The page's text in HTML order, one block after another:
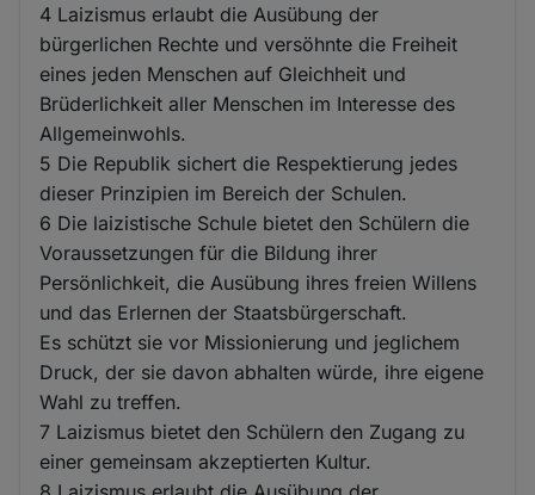
4 Laizismus erlaubt die Ausübung der
bürgerlichen Rechte und versöhnte die Freiheit
eines jeden Menschen auf Gleichheit und
Brüderlichkeit aller Menschen im Interesse des
Allgemeinwohls.
5 Die Republik sichert die Respektierung jedes
dieser Prinzipien im Bereich der Schulen.
6 Die laizistische Schule bietet den Schülern die
Voraussetzungen für die Bildung ihrer
Persönlichkeit, die Ausübung ihres freien Willens
und das Erlernen der Staatsbürgerschaft.
Es schützt sie vor Missionierung und jeglichem
Druck, der sie davon abhalten würde, ihre eigene
Wahl zu treffen.
7 Laizismus bietet den Schülern den Zugang zu
einer gemeinsam akzeptierten Kultur.